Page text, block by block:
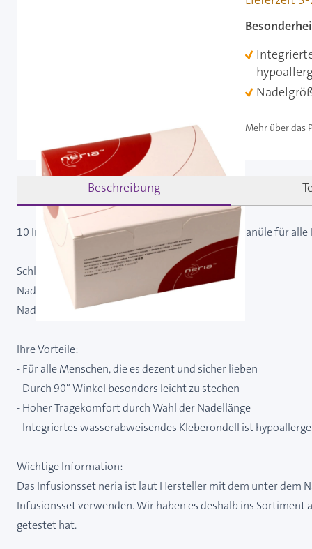
Mehr über das
Beschreibung
10 Insulinpumpenkatheter Neria G27 mit Stahlkanüle für alle
Schlauchlänge: 60 cm
Nadellänge: 10 mm
Nadelgröße: 0,41 mm (27G)
Ihre Vorteile:
- Für alle Menschen, die es dezent und sicher lieben
- Durch 90° Winkel besonders leicht zu stechen
- Hoher Tragekomfort durch Wahl der Nadellänge
- Integriertes wasserabweisendes Kleberondell ist
Wichtige Information:
Das Infusionsset neria ist laut Hersteller mit dem unter dem
Infusionsset verwenden. Wir haben es deshalb ins
getestet hat.